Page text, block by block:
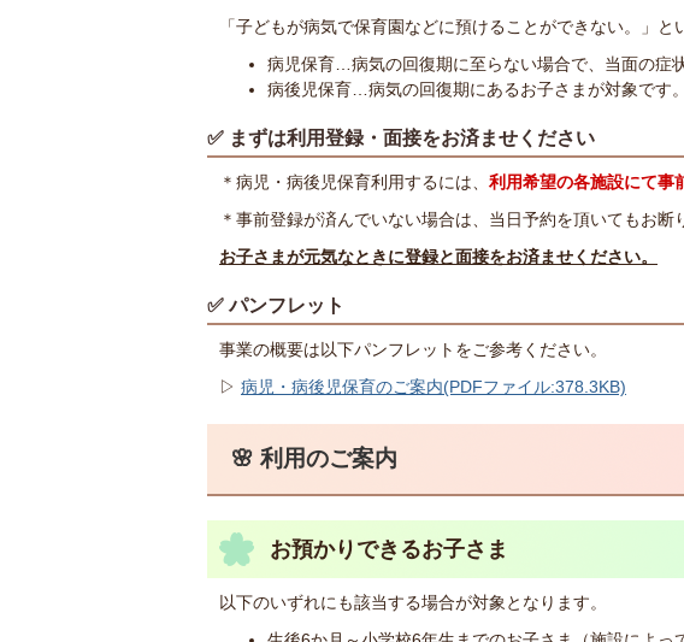
「子どもが病気で保育園などに預けることができない。」と
病児保育…病気の回復期に至らない場合で、当面の症
病後児保育…病気の回復期にあるお子さまが対象です。
✅ まずは利用登録・面接をお済ませください
＊病児・病後児保育利用するには、 利用希望の各施設にて事
＊事前登録が済んでいない場合は、当日予約を頂いてもお断
お子さまが元気なときに登録と面接をお済ませください。
✅ パンフレット
事業の概要は以下パンフレットをご参考ください。
▷ 病児・病後児保育のご案内(PDFファイル:378.3KB)
🌸 利用のご案内
お預かりできるお子さま
以下のいずれにも該当する場合が対象となります。